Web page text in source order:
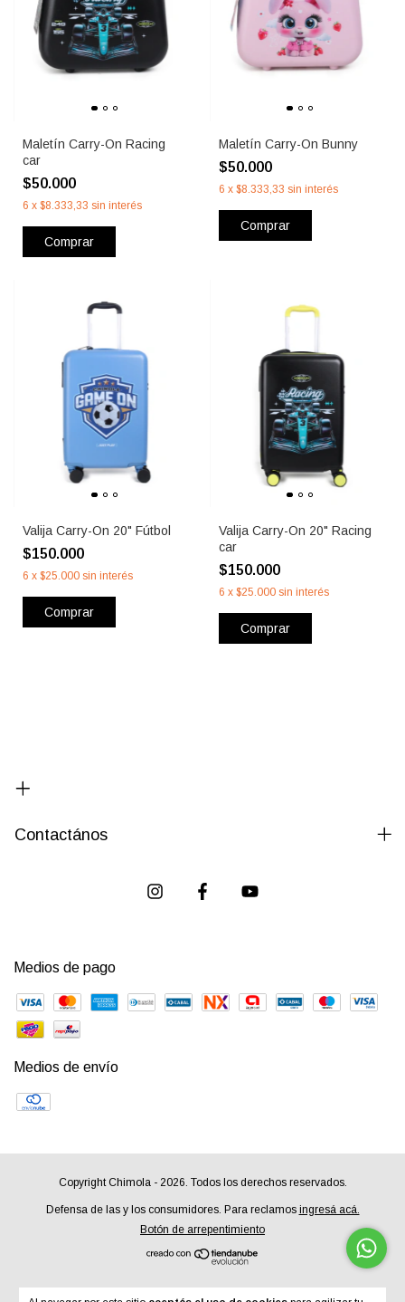
Maletín Carry-On Racing
car
$50.000
6 x $8.333,33 sin interés
Comprar
Maletín Carry-On Bunny
$50.000
6 x $8.333,33 sin interés
Comprar
Valija Carry-On 20" Fútbol
$150.000
6 x $25.000 sin interés
Comprar
Valija Carry-On 20" Racing
car
$150.000
6 x $25.000 sin interés
Comprar
Contactános
Medios de pago
Medios de envío
Copyright Chimola - 2026. Todos los derechos reservados.
Defensa de las y los consumidores. Para reclamos ingresá acá.
Botón de arrepentimiento